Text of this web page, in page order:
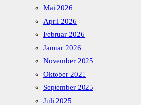
Mai 2026
April 2026
Februar 2026
Januar 2026
November 2025
Oktober 2025
September 2025
Juli 2025